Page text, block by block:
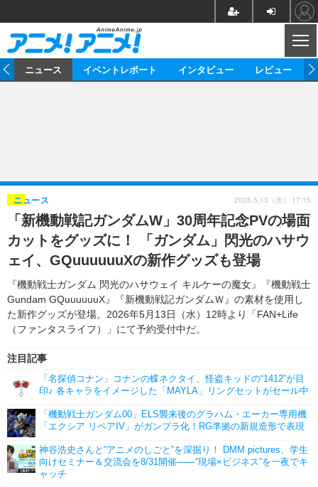
ゲーム グッズ
イベント 海外
海外イベント ビジネス
俳優・タレント アーティスト
ビジネス
アニメ 実写
イベント
ゲーム 座談会
動画
映画/ドラマ
アニメ！アニメ！TV ABEMA Cafe
連載・コラム
ニュース イベントレポート インタビュー レビュー
「新機動戦記ガンダムW」30周年記念PVの場面
カットをグッズに！ 「ガンダム」閃光のハサウ
ェイ、GQuuuuuuXの新作グッズも登場
『機動戦士ガンダム 閃光のハサウェイ キルケーの魔女』『機動戦士
Gundam GQuuuuuuX』『新機動戦記ガンダムＷ』の素材を使用し
た新作グッズが登場。2026年5月13日（水）12時より「FAN+Life
（ファンタスライフ）」にて予約受付中だ。
ニュース
注目記事
「名探偵コナン」コナンの蝶ネクタイ、怪盗キッドの“1412”が目
印♪ 各キャラをイメージした「MAYLA」リングセットがセール中
「機動戦士ガンダム00」ELS襲来後のグラハム・エーカー専用機
「エクシア リペアIV」がガンプラ化！RG準拠の新規造形で表現
神谷浩史さんと“アニメのしごと”を深掘り！ DMM pictures、学生
向けセミナー＆交流会を8/31開催――“現場×ビジネス”を一夜でキ
ャッチ
2026.5.13（水） 17:15